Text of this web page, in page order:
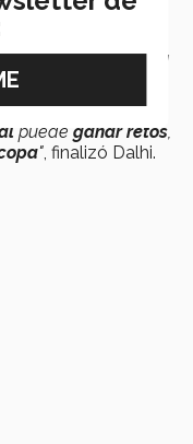
les presentamos el
de eso: El
fuerza, elmorado
la
puede ganar retos
" , finalizó Dalhi.